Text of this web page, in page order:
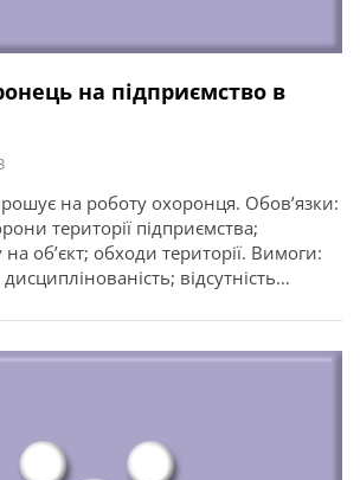
на підприємство в
на роботу охоронця. Обов’язки:
території підприємства;
об’єкт; обходи території. Вимоги:
відсутність
роботи: змінний графік; стабільна
працевлаштування;